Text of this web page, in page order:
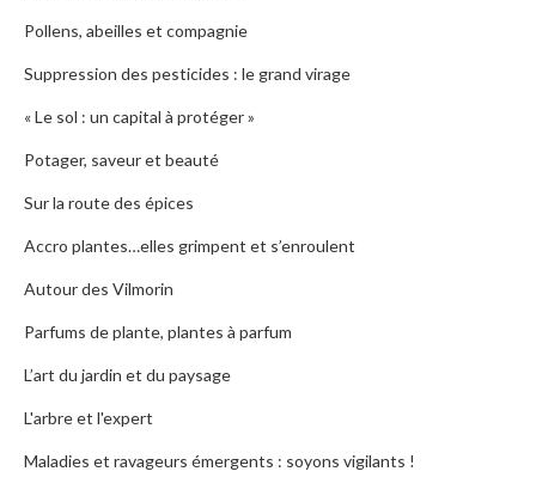
Pollens, abeilles et compagnie
Suppression des pesticides : le grand virage
« Le sol : un capital à protéger »
Potager, saveur et beauté
Sur la route des épices
Accro plantes…elles grimpent et s’enroulent
Autour des Vilmorin
Parfums de plante, plantes à parfum
L’art du jardin et du paysage
L'arbre et l'expert
Maladies et ravageurs émergents : soyons vigilants !